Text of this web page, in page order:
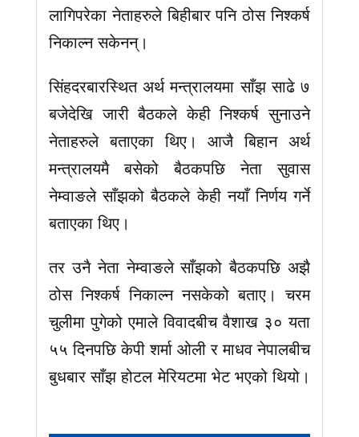
लागिपरेका नेताहरुले बिहीबार पनि ठोस निश्कर्ष
निकाल्न सकेनन्।
सिंहदरबारस्थित अर्थ मन्त्रालयमा साँझ साढे ७
बजेदेखि जारी बैठकले केही निश्कर्ष सुनाउने
नेताहरुले बताएका थिए। आजै बिहान अर्थ
मन्त्रालयमै बसेको बैठकपछि नेता सुवास
नेम्वाङले साँझको बैठकले केही नयाँ निर्णय गर्ने
बताएका थिए।
तर उनै नेता नेम्वाङले साँझको बैठकपछि अझै
ठोस निश्कर्ष निकाल्न नसकेको बताए। चरम
चुलीमा पुगेको एमाले विवादबीच वैशाख ३० यता
५५ दिनपछि केपी शर्मा ओली र माधव नेपालबीच
बुधबार साँझ होटल मेरियटमा भेट भएको थियो।